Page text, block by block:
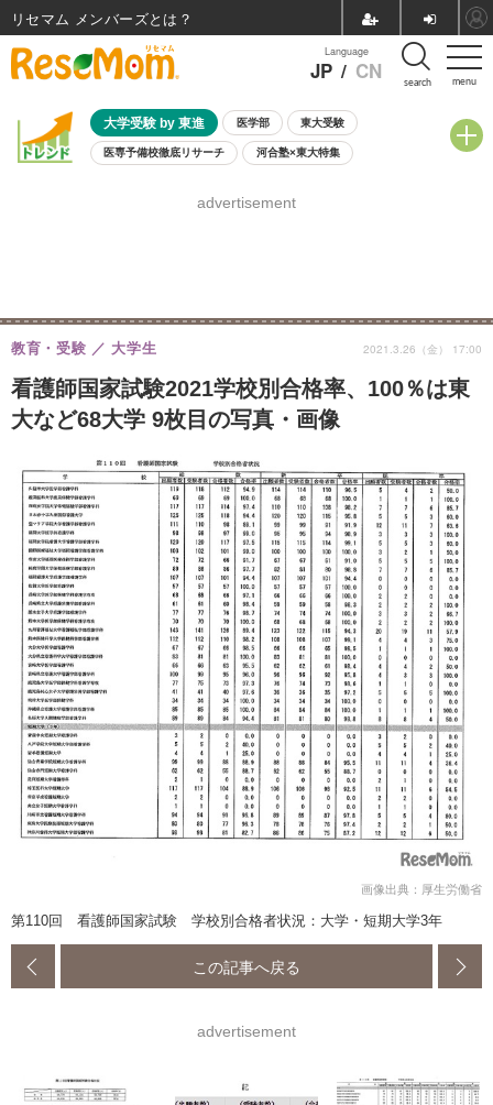
menu
Language
JP / CN search
大学受験 by 東進 医学部 東大受験
医専予備校徹底リサーチ 河合塾×東大特集
8月開催学校説明会・相談会
advertisement
看護師国家試験2021学校別合格率、100％は東
大など68大学 9枚目の写真・画像
教育・受験 大学生 2021.3.26（金） 17:00
画像出典：厚生労働省
第110回 看護師国家試験 学校別合格者状況：大学・短期大学3年
この記事へ戻る
advertisement
リセマム メンバーズ